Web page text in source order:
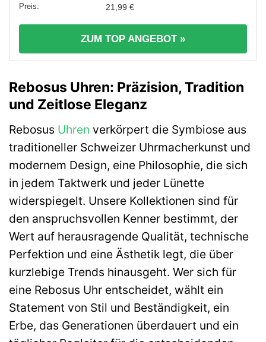
21,99 €
ZUM TOP ANGEBOT »
Rebosus Uhren: Präzision, Tradition
und Zeitlose Eleganz
Rebosus Uhren verkörpert die Symbiose aus
traditioneller Schweizer Uhrmacherkunst und
modernem Design, eine Philosophie, die sich
in jedem Taktwerk und jeder Lünette
widerspiegelt. Unsere Kollektionen sind für
den anspruchsvollen Kenner bestimmt, der
Wert auf herausragende Qualität, technische
Perfektion und eine Ästhetik legt, die über
kurzlebige Trends hinausgeht. Wer sich für
eine Rebosus Uhr entscheidet, wählt ein
Statement von Stil und Beständigkeit, ein
Erbe, das Generationen überdauert und ein